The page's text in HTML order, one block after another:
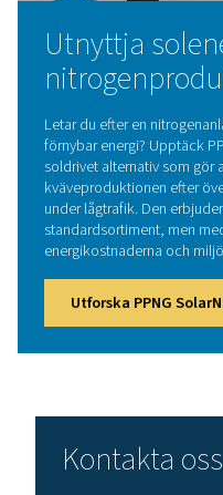
5. Kompakt
Alla komponenter
färdigmonterade
Processen börjar
torkning för att
direkt till